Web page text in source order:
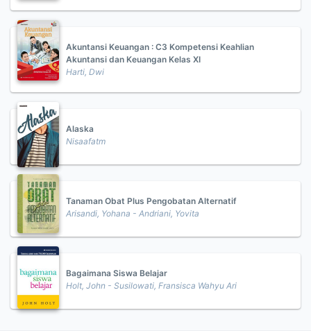
Akuntansi Keuangan : C3 Kompetensi Keahlian
Akuntansi dan Keuangan Kelas XI
Harti, Dwi
Alaska
Nisaafatm
Tanaman Obat Plus Pengobatan Alternatif
Arisandi, Yohana - Andriani, Yovita
Bagaimana Siswa Belajar
Holt, John - Susilowati, Fransisca Wahyu Ari